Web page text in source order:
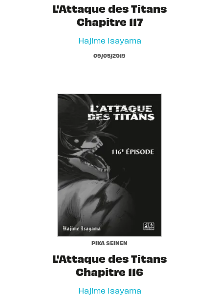
L'Attaque des Titans
Chapitre 117
Hajime Isayama
09/05/2019
PIKA SEINEN
L'Attaque des Titans
Chapitre 116
Hajime Isayama